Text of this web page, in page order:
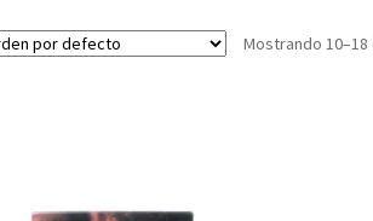
Mostrando